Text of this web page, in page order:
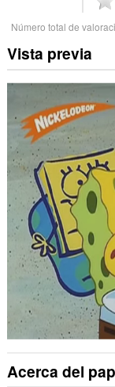
Número total de
Vista previa
Acerca del